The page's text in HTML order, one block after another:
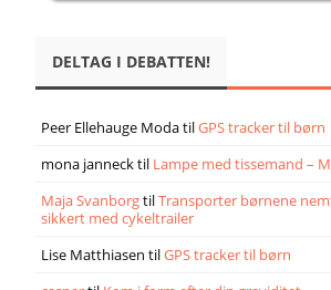
DELTAG I DEBATTEN!
Peer Ellehauge ModatilGPS tracker til børn
mona jannecktil Lampe med tissemand –
Maja SvanborgtilTransporter børnene
sikkert med cykeltrailer
Lise Matthiasen tilGPS tracker til børn